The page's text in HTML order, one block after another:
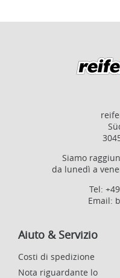
Siamo
da lunedì a
Tel:
Email:
Aiuto & Servizio
Costi di spedizione
Nota riguardante lo